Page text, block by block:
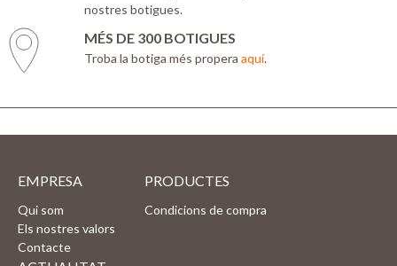
nostres botigues.
MÉS DE 300 BOTIGUES
Troba la botiga més propera aquí.
EMPRESA
Qui som
Els nostres valors
Contacte
PRODUCTES
Condicions de compra